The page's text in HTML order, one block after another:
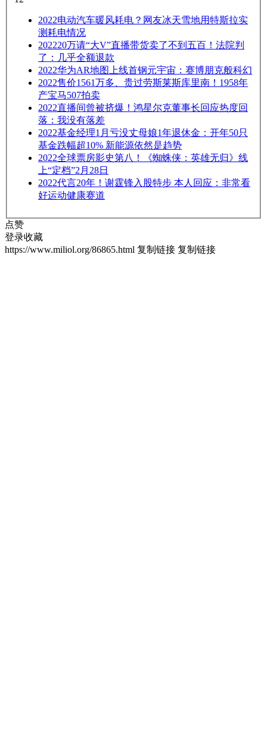
2022电动汽车暖风耗电？网友冰天雪地用特斯拉实
测耗电情况
202220万请“大V”直播带货卖了不到五百！法院判
了：几乎全额退款
2022华为AR地图上线首钢元宇宙：赛博朋克般科幻
2022售价1561万多、贵过劳斯莱斯库里南！1958年
产宝马507拍卖
2022直播间曾被挤爆！鸿星尔克董事长回应热度回
落：我没有落差
2022基金经理1月亏没丈母娘1年退休金：开年50只
基金跌幅超10% 新能源依然是趋势
2022全球票房影史第八！《蜘蛛侠：英雄无归》线
上“定档”2月28日
2022代言20年！谢霆锋入股特步 本人回应：非常看
好运动健康赛道
点赞
登录收藏
https://www.miliol.org/86865.html 复制链接 复制链接